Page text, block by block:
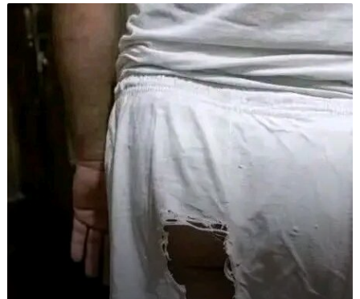
قصيدة:
“أنينُ
أصحابِ
المعاشات”